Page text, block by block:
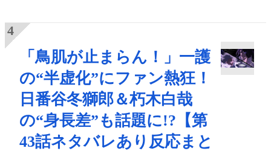
「鳥肌が止まらん！」一護
の“半虚化”にファン熱狂！
日番谷冬獅郎＆朽木白哉
の“身長差”も話題に!?【第
43話ネタバレあり反応まと